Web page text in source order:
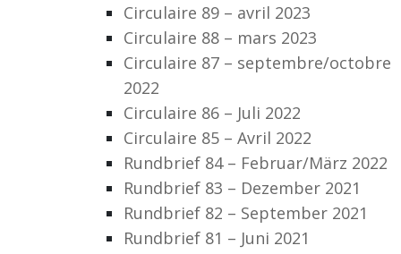
Circulaire 89 – avril 2023
Circulaire 88 – mars 2023
Circulaire 87 – septembre/octobre
2022
Circulaire 86 – Juli 2022
Circulaire 85 – Avril 2022
Rundbrief 84 – Februar/März 2022
Rundbrief 83 – Dezember 2021
Rundbrief 82 – September 2021
Rundbrief 81 – Juni 2021